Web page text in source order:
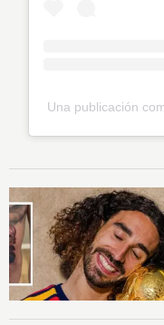
Una publicación